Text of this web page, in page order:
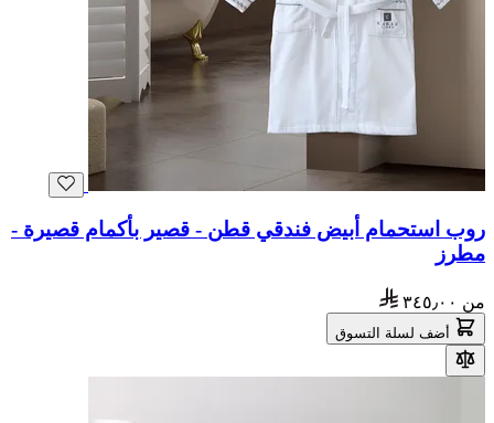
روب استحمام أبيض فندقي قطن - قصير بأكمام قصيرة -
مطرز
من ٣٤٥٫٠٠
أضف لسلة التسوق